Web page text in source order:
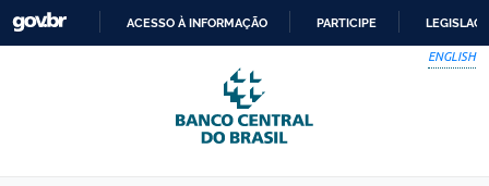
Skip to main content
PARA
O
CONTEÚDO
ACESSO À INFORMAÇÃO PARTICIPE
ENGLISH